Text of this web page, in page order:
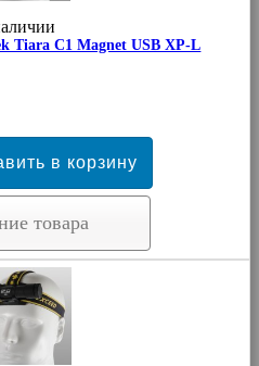
Tiara C1 Magnet USB XP-L
товара